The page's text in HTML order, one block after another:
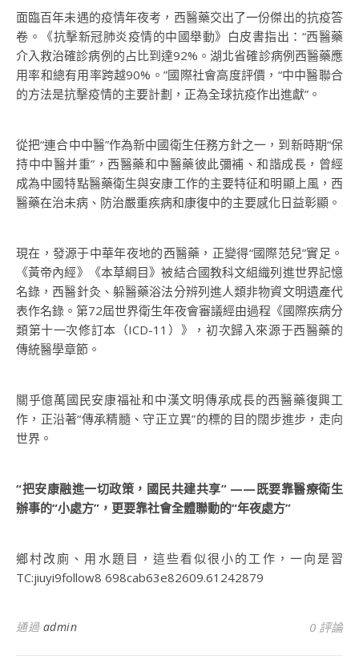
面臨百年未遇的疫情年夜考，西醫藥交出了一份傑出的抗疫答
卷。《抗擊新冠肺炎疫情的中國舉動》白皮書指出：“西醫藥
介入救治確診病例的占比到達92%。湖北省確診病例西醫藥應
用率和總有用率跨越90%。”國際社會高度評價，“中中醫聯合
的方法是抗擊疫情的主要計劃，正為全球抗疫作出進獻”。
從把“連合中中醫”作為新中國衛生任務方針之一，到新時期“保
持中中醫并重”，西醫藥和中醫藥彼此彌補、和諧成長，曾經
成為中國特點醫藥衛生與安康工作的主要特征和明顯上風，西
醫藥在治未病、防治嚴重疾病和康復中的主要感化日益彰顯。
現在，發源于中華年夜地的西醫藥，正變得“國際范兒”實足。
《黃帝內經》《本草綱目》被結合國教科文組織列進世界記憶
名錄，西醫針灸、躲醫藥浴法分辨列進人類非物資文明遺產代
表作名錄。第72屆世界衛生年夜會審議經由過程《國際疾病分
類第十一次修訂本（ICD-11）》，初次歸入來源于西醫藥的
傳統醫學章節。
關乎億萬國民安康福祉和中漢文明傳承成長的西醫藥復興工
作，正沿著“傳承精髓、守正立異”的標的目的闊步進步，走向
世界。
“把安康融進一切政策，國民共建共享” ——既要靠醫療衛生
辦事的“小處方”，更要靠社會全體聯動的“年夜處方”
鄉村改廁、用水題目，這些看似很小的工作，一向是習
TC:jiuyi9follow8 698cab63e82609.61242879
通過 admin 0 評論